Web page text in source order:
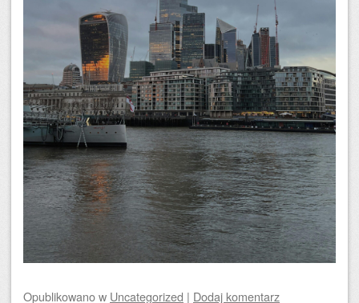
Opublikowanow Uncategorized | Dodaj komentarz